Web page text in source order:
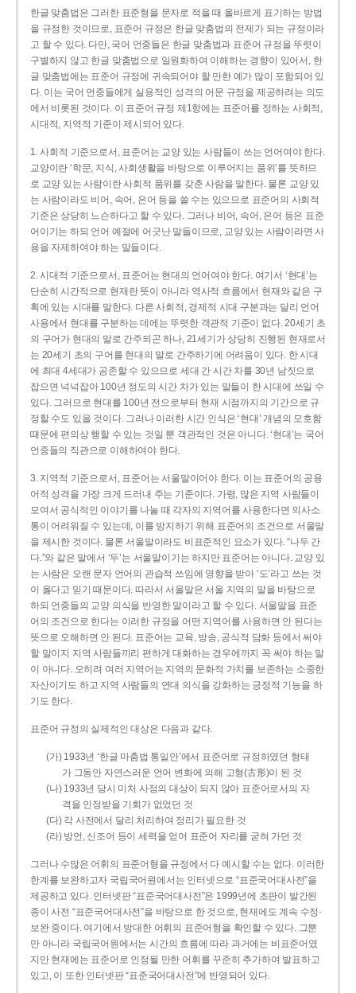
한글 맞춤법은 그러한 표준형을 문자로 적을 때 올바르게 표기하는 방법
을 규정한 것이므로, 표준어 규정은 한글 맞춤법의 전제가 되는 규정이라
고 할 수 있다. 다만, 국어 언중들은 한글 맞춤법과 표준어 규정을 뚜렷이
구별하지 않고 한글 맞춤법으로 일원화하여 이해하는 경향이 있어서, 한
글 맞춤법에는 표준어 규정에 귀속되어야 할 만한 예가 많이 포함되어 있
다. 이는 국어 언중들에게 실용적인 성격의 어문 규정을 제공하려는 의도
에서 비롯된 것이다. 이 표준어 규정 제1항에는 표준어를 정하는 사회적,
시대적, 지역적 기준이 제시되어 있다.
1. 사회적 기준으로서, 표준어는 교양 있는 사람들이 쓰는 언어여야 한다.
교양이란 ‘학문, 지식, 사회생활을 바탕으로 이루어지는 품위’를 뜻하므
로 교양 있는 사람이란 사회적 품위를 갖춘 사람을 말한다. 물론 교양 있
는 사람이라도 비어, 속어, 은어 등을 쓸 수는 있으므로 표준어의 사회적
기준은 상당히 느슨하다고 할 수 있다. 그러나 비어, 속어, 은어 등은 표준
어이기는 하되 언어 예절에 어긋난 말들이므로, 교양 있는 사람이라면 사
용을 자제하여야 하는 말들이다.
2. 시대적 기준으로서, 표준어는 현대의 언어여야 한다. 여기서 ‘현대’는
단순히 시간적으로 현재란 뜻이 아니라 역사적 흐름에서 현재와 같은 구
획에 있는 시대를 말한다. 다른 사회적, 경제적 시대 구분과는 달리 언어
사용에서 현대를 구분하는 데에는 뚜렷한 객관적 기준이 없다. 20세기 초
의 구어가 현대의 말로 간주되곤 하나, 21세기가 상당히 진행된 현재로서
는 20세기 초의 구어를 현대의 말로 간주하기에 어려움이 있다. 한 시대
에 최대 4세대가 공존할 수 있으므로 세대 간 시간 차를 30년 남짓으로
잡으면 넉넉잡아 100년 정도의 시간 차가 있는 말들이 한 시대에 쓰일 수
있다. 그러므로 현대를 100년 전으로부터 현재 시점까지의 기간으로 규
정할 수도 있을 것이다. 그러나 이러한 시간 인식은 ‘현대’ 개념의 모호함
때문에 편의상 행할 수 있는 것일 뿐 객관적인 것은 아니다. ‘현대’는 국어
언중들의 직관으로 이해하여야 한다.
3. 지역적 기준으로서, 표준어는 서울말이어야 한다. 이는 표준어의 공용
어적 성격을 가장 크게 드러내 주는 기준이다. 가령, 많은 지역 사람들이
모여서 공식적인 이야기를 나눌 때 각자의 지역어를 사용한다면 의사소
통이 어려워질 수 있는데, 이를 방지하기 위해 표준어의 조건으로 서울말
을 제시한 것이다. 물론 서울말이라도 비표준적인 요소가 있다. “나두 간
다.”와 같은 말에서 ‘두’는 서울말이기는 하지만 표준어는 아니다. 교양 있
는 사람은 오랜 문자 언어의 관습적 쓰임에 영향을 받아 ‘도’라고 쓰는 것
이 옳다고 믿기 때문이다. 따라서 서울말은 서울 지역의 말을 바탕으로
하되 언중들의 교양 의식을 반영한 말이라고 할 수 있다. 서울말을 표준
어의 조건으로 한다는 이러한 규정을 어떤 지역어를 사용하면 안 된다는
뜻으로 오해하면 안 된다. 표준어는 교육, 방송, 공식적 담화 등에서 써야
할 말이지 지역 사람들끼리 편하게 대화하는 경우에까지 꼭 써야 하는 말
이 아니다. 오히려 여러 지역어는 지역의 문화적 가치를 보존하는 소중한
자산이기도 하고 지역 사람들의 연대 의식을 강화하는 긍정적 기능을 하
기도 한다.
표준어 규정의 실제적인 대상은 다음과 같다.
(가) 1933년 ‘한글 마춤법 통일안’에서 표준어로 규정하였던 형태
가 그동안 자연스러운 언어 변화에 의해 고형(古形)이 된 것
(나) 1933년 당시 미처 사정의 대상이 되지 않아 표준어로서의 자
격을 인정받을 기회가 없었던 것
(다) 각 사전에서 달리 처리하여 정리가 필요한 것
(라) 방언, 신조어 등이 세력을 얻어 표준어 자리를 굳혀 가던 것
그러나 수많은 어휘의 표준어형을 규정에서 다 예시할 수는 없다. 이러한
한계를 보완하고자 국립국어원에서는 인터넷으로 “표준국어대사전”을
제공하고 있다. 인터넷판 “표준국어대사전”은 1999년에 초판이 발간된
종이 사전 “표준국어대사전”을 바탕으로 한 것으로, 현재에도 계속 수정·
보완 중이다. 여기에서 방대한 어휘의 표준어형을 확인할 수 있다. 그뿐
만 아니라 국립국어원에서는 시간의 흐름에 따라 과거에는 비표준어였
지만 현재에는 표준어로 인정될 만한 어휘를 꾸준히 추가하여 발표하고
있고, 이 또한 인터넷판 “표준국어대사전”에 반영되어 있다.